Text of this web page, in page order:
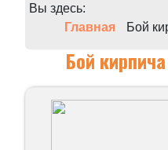
Вы здесь:
Главная
Бой
Бой